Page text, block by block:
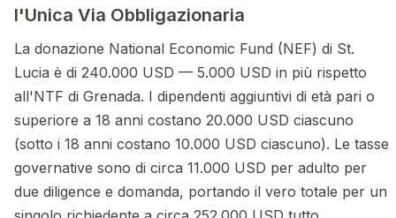
l'Unica Via Obbligazionaria
La donazione National Economic Fund (NEF) di St.
Lucia è di 240.000 USD — 5.000 USD in più rispetto
all'NTF di Grenada. I dipendenti aggiuntivi di età pari o
superiore a 18 anni costano 20.000 USD ciascuno
(sotto i 18 anni costano 10.000 USD ciascuno). Le tasse
governative sono di circa 11.000 USD per adulto per
due diligence e domanda, portando il vero totale per un